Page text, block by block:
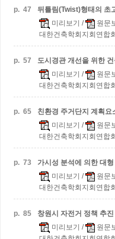
p. 47
뒤틀림(Twist)형태의 초
미리보기 / 원문
대한건축학회지회연합
p. 57
도시경관 개선을 위한
미리보기 / 원문
대한건축학회지회연합
p. 65
친환경 주거단지 계획
미리보기 / 원문
대한건축학회지회연합
p. 73
가시성 분석에 의한 대
미리보기 / 원문
대한건축학회지회연합
p. 85
창원시 자전거 정책 추
미리보기 / 원문